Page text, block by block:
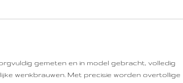
gemeten en in model gebracht, volledig
wenkbrauwen. Met precisie worden overtollige